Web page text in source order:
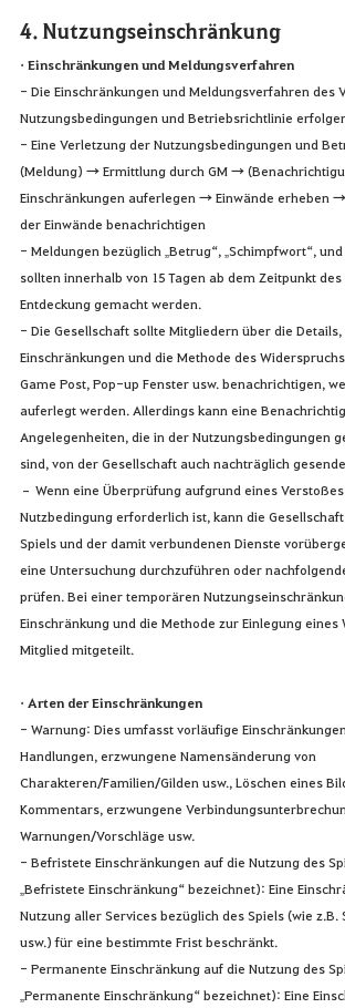
4. Nutzungseinschränkung
• Einschränkungen und Meldungsverfahren
- Die Einschränkungen und Meldungsverfahren des
Nutzungsbedingungen und Betriebsrichtlinie
- Eine Verletzung der Nutzungsbedingungen und
(Meldung) → Ermittlung durch GM →
Einschränkungen auferlegen → Einwände erheben
der Einwände benachrichtigen
- Meldungen bezüglich „Betrug“, „Schimpfwort“,
sollten innerhalb von 15 Tagen ab dem Zeitpunkt
Entdeckung gemacht werden.
- Die Gesellschaft sollte Mitgliedern über die
Einschränkungen und die Methode des
Game Post, Pop-up Fenster usw. benachrichtigen,
auferlegt werden. Allerdings kann eine
Angelegenheiten, die in der Nutzungsbedingungen
sind, von der Gesellschaft auch nachträglich
– Wenn eine Überprüfung aufgrund eines
Nutzbedingung erforderlich ist, kann die
Spiels und der damit verbundenen Dienste
eine Untersuchung durchzuführen oder
prüfen. Bei einer temporären
Einschränkung und die Methode zur Einlegung eines
Mitglied mitgeteilt.
• Arten der Einschränkungen
- Warnung: Dies umfasst vorläufige
Handlungen, erzwungene Namensänderung von
Charakteren/Familien/Gilden usw., Löschen eines
Kommentars, erzwungene
Warnungen/Vorschläge usw.
- Befristete Einschränkungen auf die Nutzung des
„Befristete Einschränkung“ bezeichnet): Eine
Nutzung aller Services bezüglich des Spiels (wie z.B.
usw.) für eine bestimmte Frist beschränkt.
- Permanente Einschränkung auf die Nutzung des
„Permanente Einschränkung“ bezeichnet): Eine